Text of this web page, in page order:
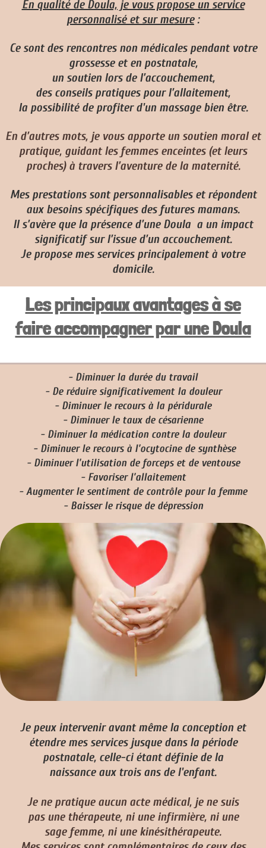
En qualité de Doula, je vous propose un service
personnalisé et sur mesure:
Ce sont des rencontres non médicales pendant votre
grossesse et en postnatale,
un soutien lors de l’accouchement,
des conseils pratiques pour l’allaitement,
la possibilité de profiter d'un massage bien être.
En d’autres mots, je vous apporte un soutien moral et
pratique, guidant les femmes enceintes (et leurs
proches) à travers l’aventure de la maternité.
Mes prestations sont personnalisables et répondent
aux besoins spécifiques des futures mamans.
Il s’avère que la présence d’une Doula a un impact
significatif sur l’issue d’un accouchement.
Je propose mes services principalement à votre
domicile.
Les principaux avantages à se
faire accompagner par une Doula
- Diminuer la durée du travail
- De réduire significativement la douleur
- Diminuer le recours à la péridurale
- Diminuer le taux de césarienne
- Diminuer la médication contre la douleur
- Diminuer le recours à l’ocytocine de synthèse
- Diminuer l’utilisation de forceps et de ventouse
- Favoriser l’allaitement
- Augmenter le sentiment de contrôle pour la femme
- Baisser le risque de dépression
Je peux intervenir avant même la conception et
étendre mes services jusque dans la période
postnatale, celle-ci étant définie de la
naissance aux trois ans de l'enfant.
Je ne pratique aucun acte médical, je ne suis
pas une thérapeute, ni une infirmière, ni une
sage femme, ni une kinésithérapeute.